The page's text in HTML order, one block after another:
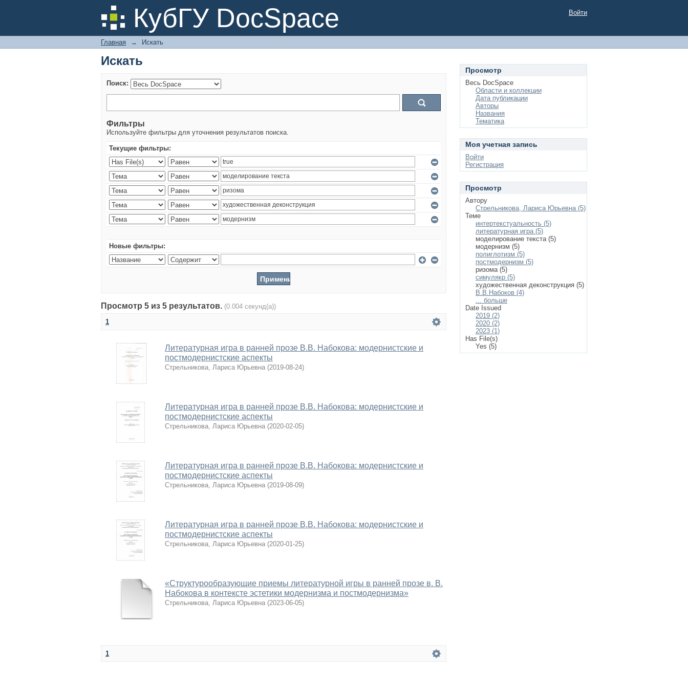
КубГУ DocSpace
Искать Войти
Главная → Искать
Искать
Поиск:
Фильтры
Используйте фильтры для уточнения результатов поиска.
Текущие фильтры:
Новые фильтры:
Просмотр 5 из 5 результатов. (0.004 секунд(а))
1
Литературная игра в ранней прозе В.В. Набокова: модернистские и
постмодернистские аспекты
Стрельникова, Лариса Юрьевна (2019-08-24)
Литературная игра в ранней прозе В.В. Набокова: модернистские и
постмодернистские аспекты
Стрельникова, Лариса Юрьевна (2020-02-05)
Литературная игра в ранней прозе В.В. Набокова: модернистские и
постмодернистские аспекты
Стрельникова, Лариса Юрьевна (2019-08-09)
Литературная игра в ранней прозе В.В. Набокова: модернистские и
постмодернистские аспекты
Стрельникова, Лариса Юрьевна (2020-01-25)
«Структурообразующие приемы литературной игры в ранней прозе в. В.
Набокова в контексте эстетики модернизма и постмодернизма»
Стрельникова, Лариса Юрьевна (2023-06-05)
1
Просмотр
Весь DocSpace
Области и коллекции
Дата публикации
Авторы
Названия
Тематика
Моя учетная запись
Войти
Регистрация
Просмотр
Автору
Стрельникова, Лариса Юрьевна (5)
Теме
интертекстуальность (5)
литературная игра (5)
моделирование текста (5)
модернизм (5)
полиглотизм (5)
постмодернизм (5)
ризома (5)
симулякр (5)
художественная деконструкция (5)
В.В.Набоков (4)
... больше
Date Issued
2019 (2)
2020 (2)
2023 (1)
Has File(s)
Yes (5)